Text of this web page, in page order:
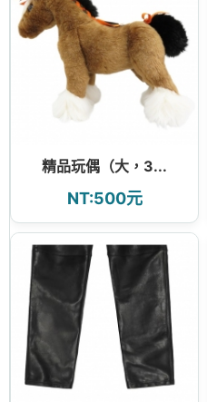
精品玩偶（大，3...
NT:500元